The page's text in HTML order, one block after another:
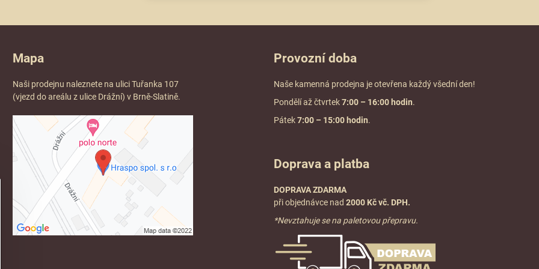
Mapa
Naši prodejnu naleznete na ulici Tuřanka 107
(vjezd do areálu z ulice Drážní) v Brně-Slatině.
Provozní doba
Naše kamenná prodejna je otevřena každý všední den!
Pondělí až čtvrtek7:00 – 16:00 hodin.
Pátek7:00 – 15:00 hodin.
Doprava a platba
DOPRAVA ZDARMA
při objednávce nad 2000 Kč vč. DPH.
*Nevztahuje se na paletovou přepravu.